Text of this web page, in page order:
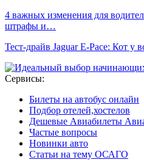
4 важных изменения для
штрафы и…
Тест-драйв Jaguar E-Pace: Кот у
Сервисы:
Билеты на автобус онлайн
Подбор отелей,хостелов
Дешевые Авиабилеты
Частые вопросы
Новинки авто
Статьи на тему ОСАГО